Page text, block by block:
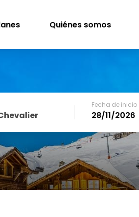
Quiénes somos
Fecha de inicio
MON TUE WED FRI SAT
1 2 3 4 5
7 8 9 10 11 12 3